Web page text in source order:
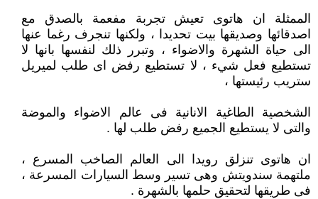
الممثلة ان هاتوى تعيش تجربة مفعمة بالصدق مع
اصدقائها وصديقها بيت تحديدا ، ولكنها تنجرف رغما عنها
الى حياة الشهرة والاضواء ، وتبرر ذلك لنفسها بانها لا
تستطيع فعل شيء ، لا تستطيع رفض اى طلب لميريل
ستريب رئيستها ،
الشخصية الطاغية الانانية فى عالم الاضواء والموضة
والتى لا يستطيع الجميع رفض طلب لها .
ان هاتوى تنزلق رويدا الى العالم الصاخب المسرع ،
ملتهمة سندويتش وهى تسير وسط السيارات المسرعة ،
فى طريقها لتحقيق حلمها بالشهرة .